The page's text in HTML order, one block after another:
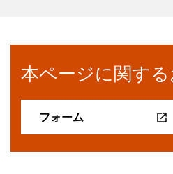
本ページに関す
フォーム